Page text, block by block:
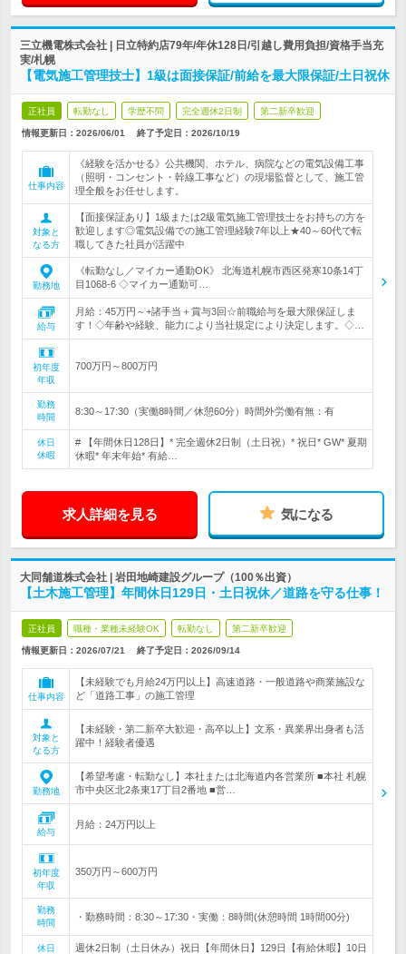
三立機電株式会社 | 日立特約店79年/年休128日/引越し費用負担/資格手当充
実/札幌
【電気施工管理技士】1級は面接保証/前給を最大限保証/土日祝休
正社員 転勤なし 学歴不問 完全週休2日制 第二新卒歓迎
情報更新日：2026/06/01 終了予定日： 2026/10/19
仕事内容
《経験を活かせる》公共機関、ホテル、病院などの電気設備工事
（照明・コンセント・幹線工事など）の現場監督として、施工管
理全般をお任せします。
対象と
なる方
【面接保証あり】1級または2級電気施工管理技士をお持ちの方を
歓迎します◎電気設備での施工管理経験7年以上★40～60代で転
職してきた社員が活躍中
勤務地
《転勤なし／マイカー通勤OK》 北海道札幌市西区発寒10条14丁
目1068-6 ◇マイカー通勤可…
給与
月給：45万円～+諸手当＋賞与3回☆前職給与を最大限保証しま
す！◇年齢や経験、能力により当社規定により決定します。◇…
初年度
年収
700万円～800万円
勤務
時間
8:30～17:30（実働8時間／休憩60分）時間外労働有無：有
休日
休暇
# 【年間休日128日】* 完全週休2日制（土日祝）* 祝日* GW* 夏期
休暇* 年末年始* 有給…
求人詳細を見る 気になる
大同舗道株式会社 | 岩田地崎建設グループ（100％出資）
【土木施工管理】年間休日129日・土日祝休／道路を守る仕事！
正社員 職種・業種未経験OK 転勤なし 第二新卒歓迎
情報更新日：2026/07/21 終了予定日： 2026/09/14
仕事内容
【未経験でも月給24万円以上】高速道路・一般道路や商業施設な
ど「道路工事」の施工管理
対象と
なる方
【未経験・第二新卒大歓迎・高卒以上】文系・異業界出身者も活
躍中！経験者優遇
勤務地
【希望考慮・転勤なし】本社または北海道内各営業所 ■本社 札幌
市中央区北2条東17丁目2番地 ■営…
給与
月給：24万円以上
初年度
年収
350万円～600万円
勤務
時間
・勤務時間：8:30～17:30・実働：8時間(休憩時間 1時間00分)
休日
週休2日制（土日休み）祝日【年間休日】129日【有給休暇】10日